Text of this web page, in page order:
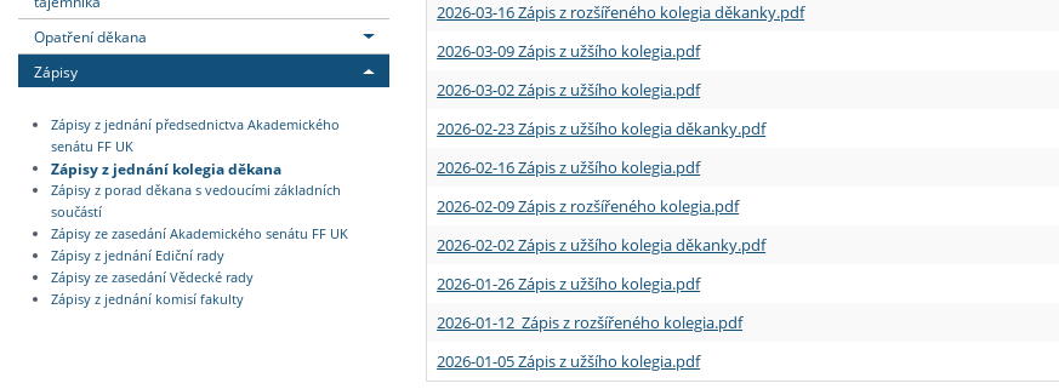
Opatření děkana
Zápisy
Zápisy z jednání předsednictva Akademického
senátu FF UK
Zápisy z jednání kolegia děkana
Zápisy z porad děkana s vedoucími základních
součástí
Zápisy ze zasedání Akademického senátu FF UK
Zápisy z jednání Ediční rady
Zápisy ze zasedání Vědecké rady
Zápisy z jednání komisí fakulty
2026-03-16 Zápis z rozšířeného kolegia děkanky.pdf
2026-03-09 Zápis z užšího kolegia.pdf
2026-03-02 Zápis z užšího kolegia.pdf
2026-02-23 Zápis z užšího kolegia děkanky.pdf
2026-02-16 Zápis z užšího kolegia.pdf
2026-02-09 Zápis z rozšířeného kolegia.pdf
2026-02-02 Zápis z užšího kolegia děkanky.pdf
2026-01-26 Zápis z užšího kolegia.pdf
2026-01-12 Zápis z rozšířeného kolegia.pdf
2026-01-05 Zápis z užšího kolegia.pdf